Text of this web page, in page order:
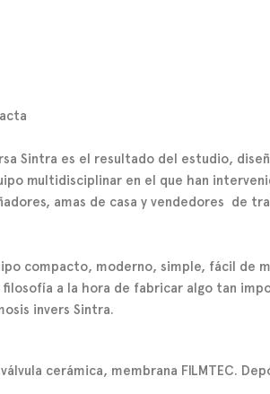
Sintra es el resultado del estudio,
multidisciplinar en el que han
amas de casa y vendedores de
compacto, moderno, simple, fácil de
filosofía a la hora de fabricar algo tan
invers Sintra.
cerámica, membrana FILMTEC.